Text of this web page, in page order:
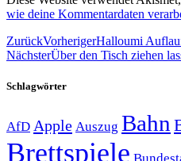
wie deine Kommentardaten
ZurückVorherigerHalloumi
NächsterÜber den Tisch ziehen
Schlagwörter
AfD Apple Auszug Bahn
Brettspiele